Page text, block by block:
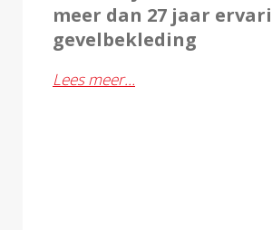
meer dan 27 jaar
gevelbekleding
Lees meer…